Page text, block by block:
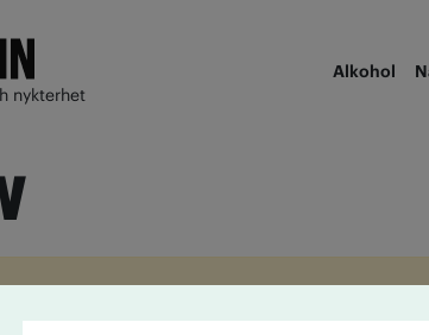
nykterhet
Alkohol